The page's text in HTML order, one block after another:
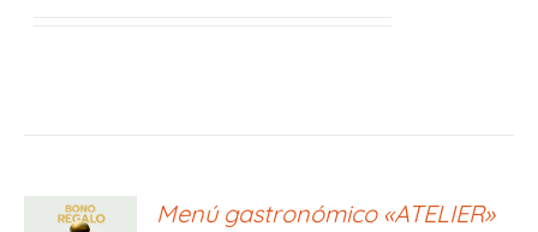
Menú gastronómico «ATELIER»